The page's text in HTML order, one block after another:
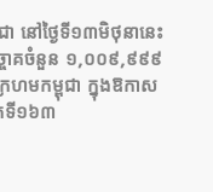
នៅថ្ងៃទី១៣មិថុនានេះ
ចាគចំនួន ១,០០៩,៩៩៩
រហមកម្ពុជា ក្នុងឱកាស
ទី១៦៣